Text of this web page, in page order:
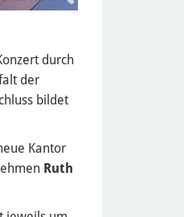
durch
der
bildet
Kantor
Ruth